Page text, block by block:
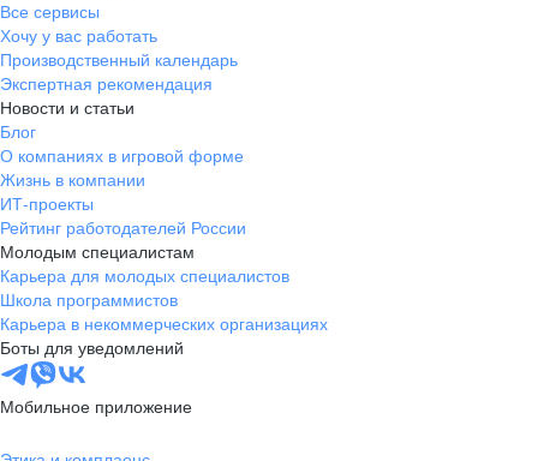
Все сервисы
Хочу у вас работать
Производственный календарь
Экспертная рекомендация
Новости и статьи
Блог
О компаниях в игровой форме
Жизнь в компании
ИТ-проекты
Рейтинг работодателей России
Молодым специалистам
Карьера для молодых специалистов
Школа программистов
Карьера в некоммерческих организациях
Боты для уведомлений
Мобильное приложение